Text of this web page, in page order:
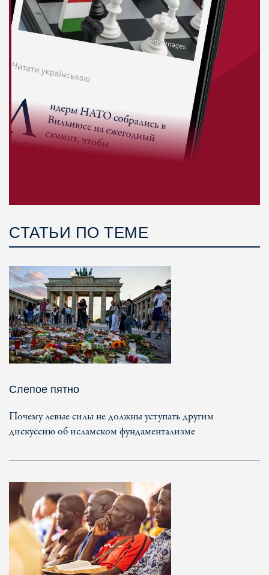
СТАТЬИ ПО ТЕМЕ
Слепое пятно
Почему левые силы не должны уступать другим
дискуссию об исламском фундаментализме